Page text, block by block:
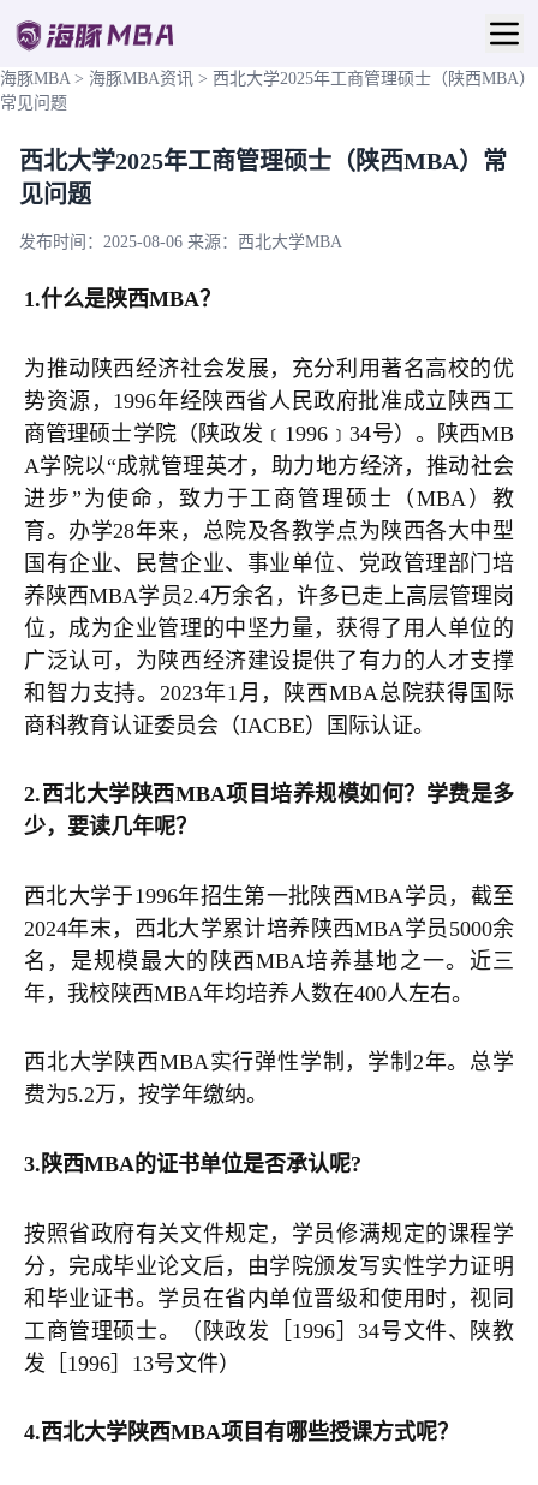
海豚MBA > 海豚MBA资讯 > 西北大学2025年工商管理硕士（陕西MBA）
常见问题
西北大学2025年工商管理硕士（陕西MBA）常
见问题
发布时间：2025-08-06 来源：西北大学MBA
1.什么是陕西MBA？
为推动陕西经济社会发展，充分利用著名高校的优
势资源，1996年经陕西省人民政府批准成立陕西工
商管理硕士学院（陕政发﹝1996﹞34号）。陕西MB
A学院以“成就管理英才，助力地方经济，推动社会
进步”为使命，致力于工商管理硕士（MBA）教
育。办学28年来，总院及各教学点为陕西各大中型
国有企业、民营企业、事业单位、党政管理部门培
养陕西MBA学员2.4万余名，许多已走上高层管理岗
位，成为企业管理的中坚力量，获得了用人单位的
广泛认可，为陕西经济建设提供了有力的人才支撑
和智力支持。2023年1月，陕西MBA总院获得国际
商科教育认证委员会（IACBE）国际认证。
2.西北大学陕西MBA项目培养规模如何？学费是多
少，要读几年呢？
西北大学于1996年招生第一批陕西MBA学员，截至
2024年末，西北大学累计培养陕西MBA学员5000余
名，是规模最大的陕西MBA培养基地之一。近三
年，我校陕西MBA年均培养人数在400人左右。
西北大学陕西MBA实行弹性学制，学制2年。总学
费为5.2万，按学年缴纳。
3.陕西MBA的证书单位是否承认呢?
按照省政府有关文件规定，学员修满规定的课程学
分，完成毕业论文后，由学院颁发写实性学力证明
和毕业证书。学员在省内单位晋级和使用时，视同
工商管理硕士。（陕政发［1996］34号文件、陕教
发［1996］13号文件）
4.西北大学陕西MBA项目有哪些授课方式呢？